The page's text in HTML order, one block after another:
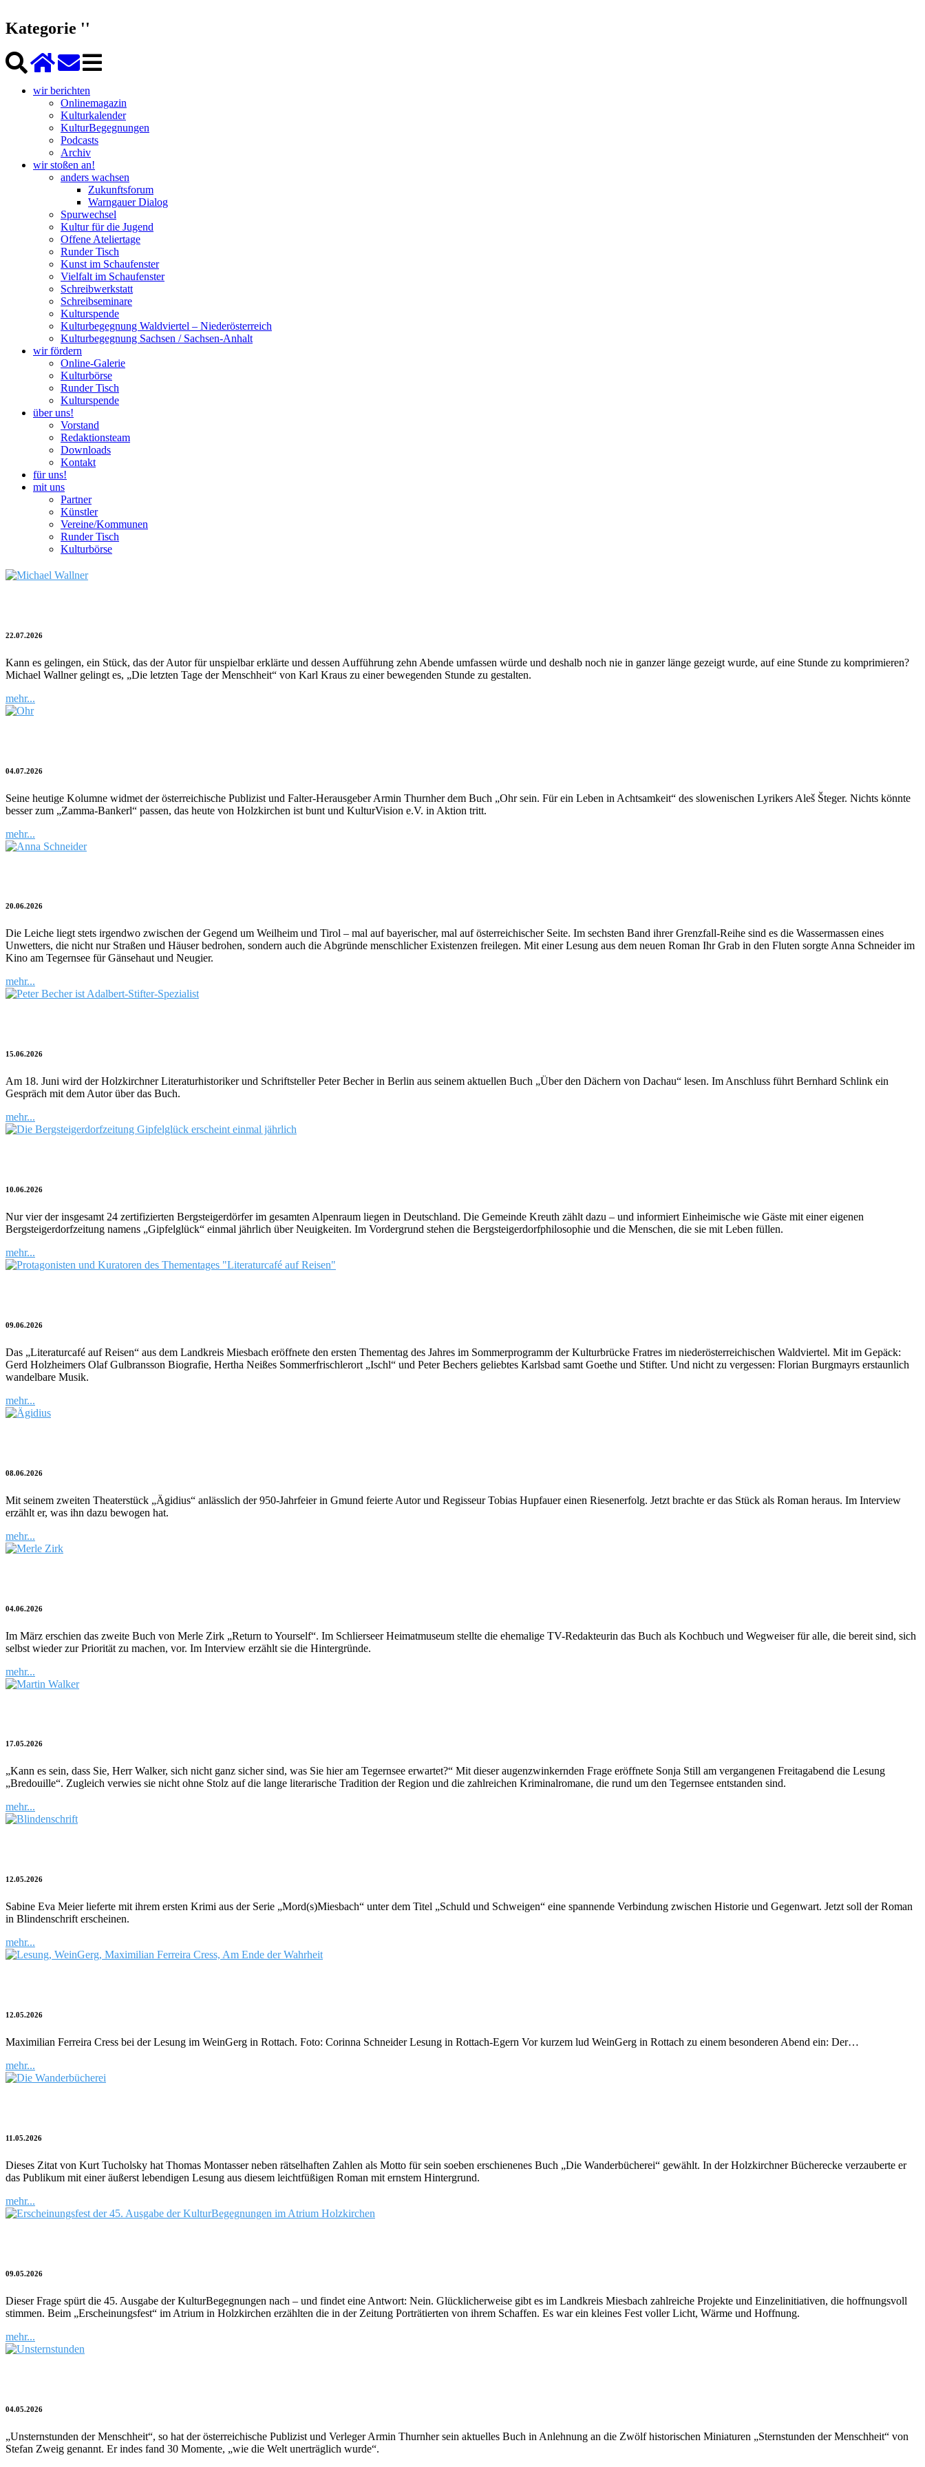
Kategorie ''
wir berichten
Onlinemagazin
Kulturkalender
KulturBegegnungen
Podcasts
Archiv
wir stoßen an!
anders wachsen
Zukunftsforum
Warngauer Dialog
Spurwechsel
Kultur für die Jugend
Offene Ateliertage
Runder Tisch
Kunst im Schaufenster
Vielfalt im Schaufenster
Schreibwerkstatt
Schreibseminare
Kulturspende
Kulturbegegnung Waldviertel – Niederösterreich
Kulturbegegnung Sachsen / Sachsen-Anhalt
wir fördern
Online-Galerie
Kulturbörse
Runder Tisch
Kulturspende
über uns!
Vorstand
Redaktionsteam
Downloads
Kontakt
für uns!
mit uns
Partner
Künstler
Vereine/Kommunen
Runder Tisch
Kulturbörse
22.07.2026
Kann es gelingen, ein Stück, das der Autor für unspielbar erklärte und dessen Aufführung zehn Abende umfassen würde und deshalb noch nie in ganzer länge gezeigt wurde, auf eine Stunde zu komprimieren?
Michael Wallner gelingt es, „Die letzten Tage der Menschheit“ von Karl Kraus zu einer bewegenden Stunde zu gestalten.
mehr...
04.07.2026
Seine heutige Kolumne widmet der österreichische Publizist und Falter-Herausgeber Armin Thurnher dem Buch „Ohr sein. Für ein Leben in Achtsamkeit“ des slowenischen Lyrikers Aleš Šteger. Nichts könnte
besser zum „Zamma-Bankerl“ passen, das heute von Holzkirchen ist bunt und KulturVision e.V. in Aktion tritt.
mehr...
20.06.2026
Die Leiche liegt stets irgendwo zwischen der Gegend um Weilheim und Tirol – mal auf bayerischer, mal auf österreichischer Seite. Im sechsten Band ihrer Grenzfall-Reihe sind es die Wassermassen eines
Unwetters, die nicht nur Straßen und Häuser bedrohen, sondern auch die Abgründe menschlicher Existenzen freilegen. Mit einer Lesung aus dem neuen Roman Ihr Grab in den Fluten sorgte Anna Schneider im
Kino am Tegernsee für Gänsehaut und Neugier.
mehr...
15.06.2026
Am 18. Juni wird der Holzkirchner Literaturhistoriker und Schriftsteller Peter Becher in Berlin aus seinem aktuellen Buch „Über den Dächern von Dachau“ lesen. Im Anschluss führt Bernhard Schlink ein
Gespräch mit dem Autor über das Buch.
mehr...
10.06.2026
Nur vier der insgesamt 24 zertifizierten Bergsteigerdörfer im gesamten Alpenraum liegen in Deutschland. Die Gemeinde Kreuth zählt dazu – und informiert Einheimische wie Gäste mit einer eigenen
Bergsteigerdorfzeitung namens „Gipfelglück“ einmal jährlich über Neuigkeiten. Im Vordergrund stehen die Bergsteigerdorfphilosophie und die Menschen, die sie mit Leben füllen.
mehr...
09.06.2026
Das „Literaturcafé auf Reisen“ aus dem Landkreis Miesbach eröffnete den ersten Thementag des Jahres im Sommerprogramm der Kulturbrücke Fratres im niederösterreichischen Waldviertel. Mit im Gepäck:
Gerd Holzheimers Olaf Gulbransson Biografie, Hertha Neißes Sommerfrischlerort „Ischl“ und Peter Bechers geliebtes Karlsbad samt Goethe und Stifter. Und nicht zu vergessen: Florian Burgmayrs erstaunlich
wandelbare Musik.
mehr...
08.06.2026
Mit seinem zweiten Theaterstück „Ägidius“ anlässlich der 950-Jahrfeier in Gmund feierte Autor und Regisseur Tobias Hupfauer einen Riesenerfolg. Jetzt brachte er das Stück als Roman heraus. Im Interview
erzählt er, was ihn dazu bewogen hat.
mehr...
04.06.2026
Im März erschien das zweite Buch von Merle Zirk „Return to Yourself“. Im Schlierseer Heimatmuseum stellte die ehemalige TV-Redakteurin das Buch als Kochbuch und Wegweiser für alle, die bereit sind, sich
selbst wieder zur Priorität zu machen, vor. Im Interview erzählt sie die Hintergründe.
mehr...
17.05.2026
„Kann es sein, dass Sie, Herr Walker, sich nicht ganz sicher sind, was Sie hier am Tegernsee erwartet?“ Mit dieser augenzwinkernden Frage eröffnete Sonja Still am vergangenen Freitagabend die Lesung
„Bredouille“. Zugleich verwies sie nicht ohne Stolz auf die lange literarische Tradition der Region und die zahlreichen Kriminalromane, die rund um den Tegernsee entstanden sind.
mehr...
12.05.2026
Sabine Eva Meier lieferte mit ihrem ersten Krimi aus der Serie „Mord(s)Miesbach“ unter dem Titel „Schuld und Schweigen“ eine spannende Verbindung zwischen Historie und Gegenwart. Jetzt soll der Roman
in Blindenschrift erscheinen.
mehr...
12.05.2026
Maximilian Ferreira Cress bei der Lesung im WeinGerg in Rottach. Foto: Corinna Schneider Lesung in Rottach-Egern Vor kurzem lud WeinGerg in Rottach zu einem besonderen Abend ein: Der…
mehr...
11.05.2026
Dieses Zitat von Kurt Tucholsky hat Thomas Montasser neben rätselhaften Zahlen als Motto für sein soeben erschienenes Buch „Die Wanderbücherei“ gewählt. In der Holzkirchner Bücherecke verzauberte er
das Publikum mit einer äußerst lebendigen Lesung aus diesem leichtfüßigen Roman mit ernstem Hintergrund.
mehr...
09.05.2026
Dieser Frage spürt die 45. Ausgabe der KulturBegegnungen nach – und findet eine Antwort: Nein. Glücklicherweise gibt es im Landkreis Miesbach zahlreiche Projekte und Einzelinitiativen, die hoffnungsvoll
stimmen. Beim „Erscheinungsfest“ im Atrium in Holzkirchen erzählten die in der Zeitung Porträtierten von ihrem Schaffen. Es war ein kleines Fest voller Licht, Wärme und Hoffnung.
mehr...
04.05.2026
„Unsternstunden der Menschheit“, so hat der österreichische Publizist und Verleger Armin Thurnher sein aktuelles Buch in Anlehnung an die Zwölf historischen Miniaturen „Sternstunden der Menschheit“ von
Stefan Zweig genannt. Er indes fand 30 Momente, „wie die Welt unerträglich wurde“.